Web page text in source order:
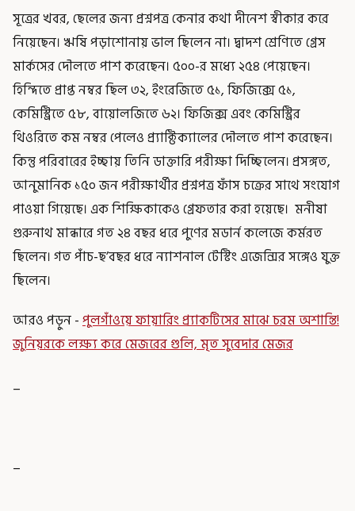
সূত্রের খবর, ছেলের জন্য প্রশ্নপত্র কেনার কথা দীনেশ স্বীকার করে
নিয়েছেন। ঋষি পড়াশোনায় ভাল ছিলেন না। দ্বাদশ শ্রেণিতে গ্রেস
মার্কসের দৌলতে পাশ করেছেন। ৫০০-র মধ্যে ২৫৪ পেয়েছেন।
হিন্দিতে প্রাপ্ত নম্বর ছিল ৩২, ইংরেজিতে ৫১, ফিজিক্সে ৫১,
কেমিস্ট্রিতে ৫৮, বায়োলজিতে ৬২। ফিজিক্স এবং কেমিস্ট্রির
থিওরিতে কম নম্বর পেলেও প্র্যাক্টিক্যালের দৌলতে পাশ করেছেন।
কিন্তু পরিবারের ইচ্ছায় তিনি ডাক্তারি পরীক্ষা দিচ্ছিলেন। প্রসঙ্গত,
আনুমানিক ১৫০ জন পরীক্ষার্থীর প্রশ্নপত্র ফাঁস চক্রের সাথে সংযোগ
পাওয়া গিয়েছে। এক শিক্ষিকাকেও গ্রেফতার করা হয়েছে। মনীষা
গুরুনাথ মান্ধারে গত ২৪ বছর ধরে পুণের মডার্ন কলেজে কর্মরত
ছিলেন। গত পাঁচ-ছ’বছর ধরে ন্যাশনাল টেস্টিং এজেন্সির সঙ্গেও যুক্ত
ছিলেন।
আরও পড়ুন -পুলগাঁওয়ে ফায়ারিং প্র্যাকটিসের মাঝে চরম অশান্তি!
জুনিয়রকে লক্ষ্য করে মেজরের গুলি, মৃত সুবেদার মেজর
_
_